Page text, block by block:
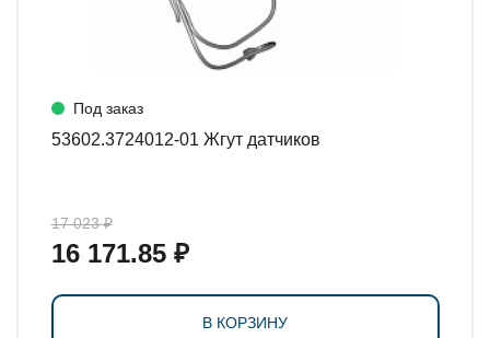
Под заказ
53602.3724012-01 Жгут датчиков
17 023 ₽
16 171.85 ₽
В КОРЗИНУ